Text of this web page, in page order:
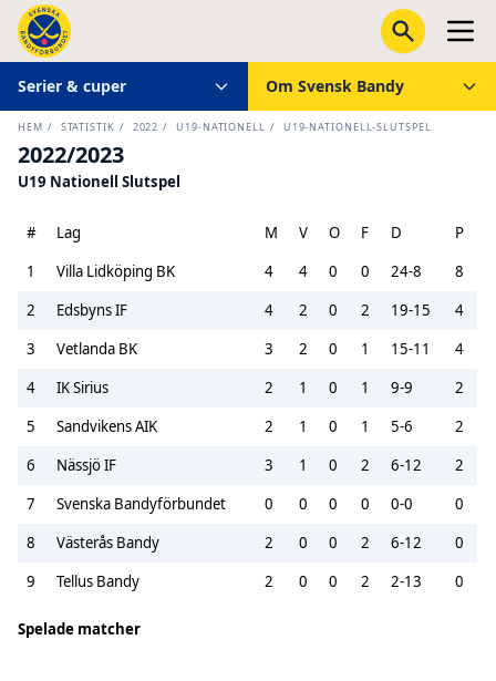
Serier & cuper Om Svensk Bandy
HEM / STATISTIK / 2022 / U19-NATIONELL / U19-NATIONELL-SLUTSPEL
2022/2023
U19 Nationell Slutspel
# Lag M V O F D
P
1
Villa Lidköping BK 4 4 0 0 24-8
8
2
Edsbyns IF 4 2 0 2 19-15
4
3
Vetlanda BK 3 2 0 1 15-11
4
4
IK Sirius 2 1 0 1 9-9
2
5
Sandvikens AIK 2 1 0 1 5-6
2
6
Nässjö IF 3 1 0 2 6-12
2
7
Svenska Bandyförbundet 0 0 0 0 0-0
0
8
Västerås Bandy 2 0 0 2 6-12
0
9
Tellus Bandy 2 0 0 2 2-13 0
Spelade matcher